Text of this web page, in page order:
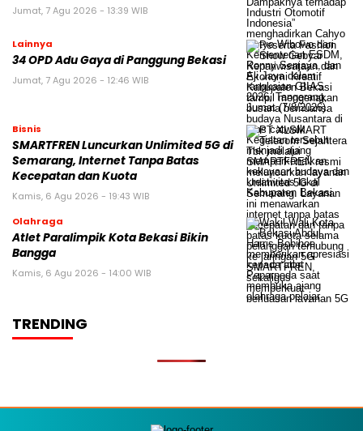
Jumat, 7 Agu 2026 - 13:39 WIB
Lainnya
34 OPD Adu Gaya di Panggung Bekasi
Jumat, 7 Agu 2026 - 12:46 WIB
Bisnis
SMARTFREN Luncurkan Unlimited 5G di
Semarang, Internet Tanpa Batas
Kecepatan dan Kuota
Kamis, 6 Agu 2026 - 19:43 WIB
Olahraga
Atlet Paralimpik Kota Bekasi Bikin
Bangga
Kamis, 6 Agu 2026 - 14:00 WIB
TRENDING